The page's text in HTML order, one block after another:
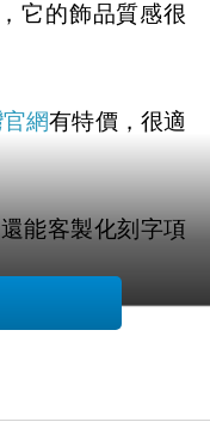
，它的飾品質感很
網有特價，很適
能客製化刻字項
真的是揪感心